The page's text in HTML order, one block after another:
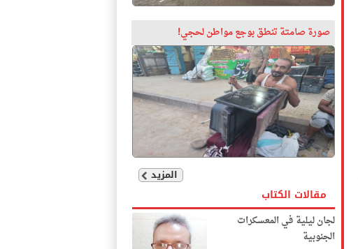
صورة صامتة تنطق بوجع مواطن لحجي!
المزيد
مقالات الكتاب
لجان ليلية في المعسكرات
الجنوبية